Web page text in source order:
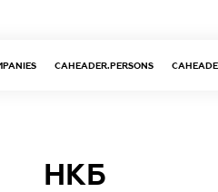
CAHEADER.PERSONS
НКБ